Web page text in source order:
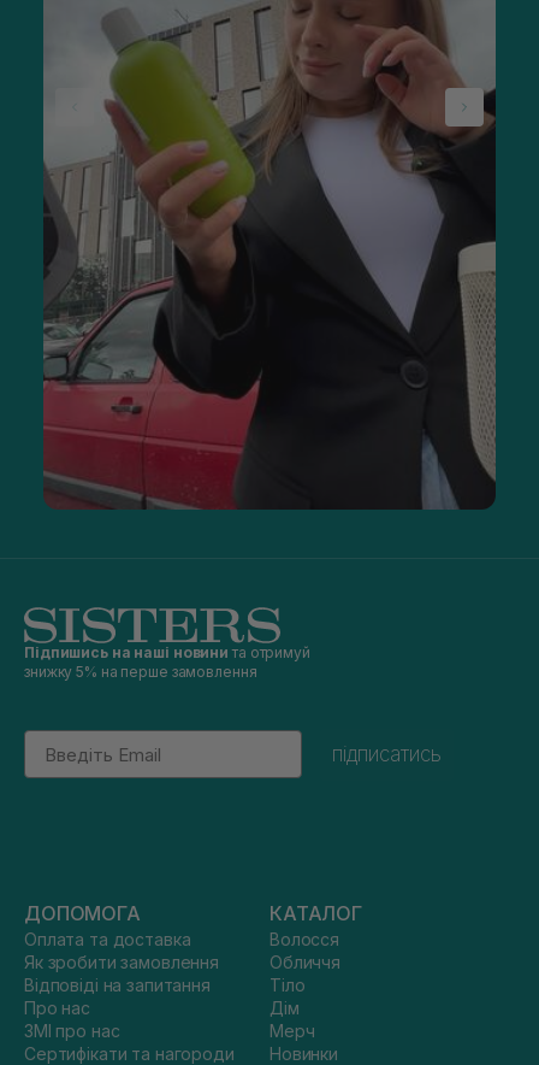
Підпишись на наші новини та отримуй
знижку 5% на перше замовлення
Email
підписатись
ДОПОМОГА
Оплата та доставка
Як зробити замовлення
Відповіді на запитання
Про нас
ЗМІ про нас
Сертифікати та нагороди
КАТАЛОГ
Волосся
Обличчя
Тіло
Дім
Мерч
Новинки